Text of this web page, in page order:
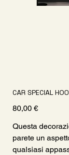
CAR SPECIAL
Prezzo
80,00 €
Questa
parete un
qualsiasi